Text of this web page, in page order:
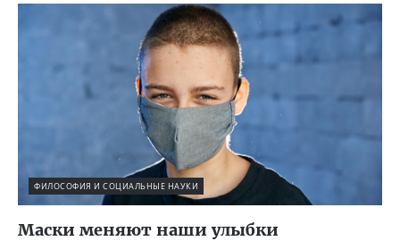
ФИЛОСОФИЯ И СОЦИАЛЬНЫЕ НАУКИ
Маски меняют наши улыбки